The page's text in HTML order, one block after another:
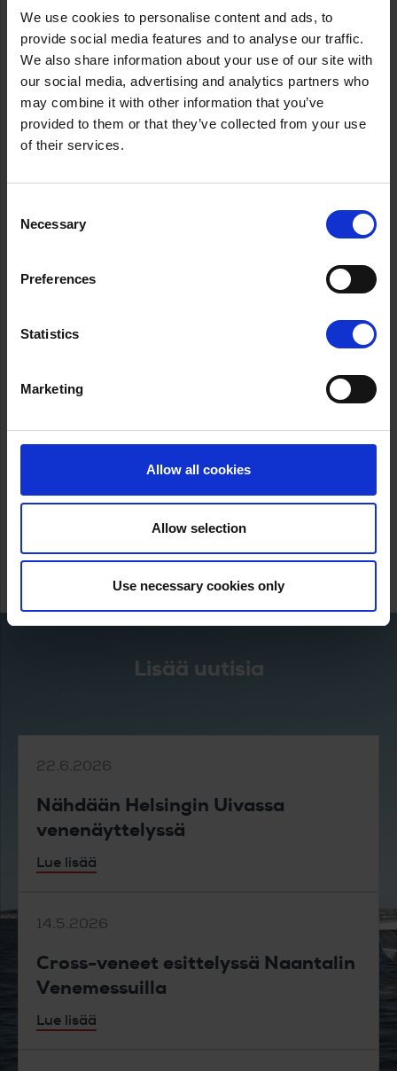
We use cookies to personalise content and ads, to
provide social media features and to analyse our traffic.
We also share information about your use of our site with
our social media, advertising and analytics partners who
may combine it with other information that you’ve
provided to them or that they’ve collected from your use
of their services.
Selection
Necessary
Preferences
Statistics
Marketing
Allow all cookies
Allow selection
Use necessary cookies only
Rantakone Lahti tulee jatkamaan venekauppaa
toimintansa lopettavan Lahden Bikemarinen
entisissä tiloissa Nelostien tuntumassa Lahden
Renkomäessä. Uudistettu Lahden myymälä avaa
ovensa tammikuussa, mutta myyntitiimi palvelee
Lahden Rantakone
Jari Björkqvist
jari.bjorkqvist@lahdenrantakone.com
puh. 0400 705 405
heikki.kopra@lahdenrantakone.com
JAA
Jaa Facebookissa
Jaa Twitterissä
Jaa Linkedinissä
Lisää uutisia
22.6.2026
Nähdään Helsingin Uivassa
venenäyttelyssä
Lue lisää
14.5.2026
Cross-veneet esittelyssä Naantalin
Venemessuilla
Lue lisää